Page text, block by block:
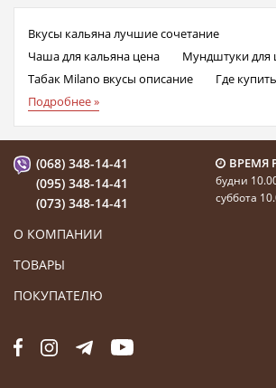
Вкусы кальяна лучшие сочетание
Чаша для кальяна цена
Мундштуки для
Табак Milano вкусы описание
Где
Подробнее »
(068) 348-14-41
(095) 348-14-41
(073) 348-14-41
ВРЕМЯ
будни
суббота
О КОМПАНИИ
ТОВАРЫ
ПОКУПАТЕЛЮ